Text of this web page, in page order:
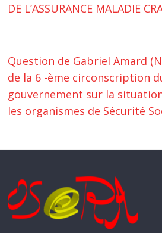
DE L’ASSURANCE MALADIE
Question de Gabriel Amard
de la 6 -ème circonscription
gouvernement sur la
les organismes de Sécurité